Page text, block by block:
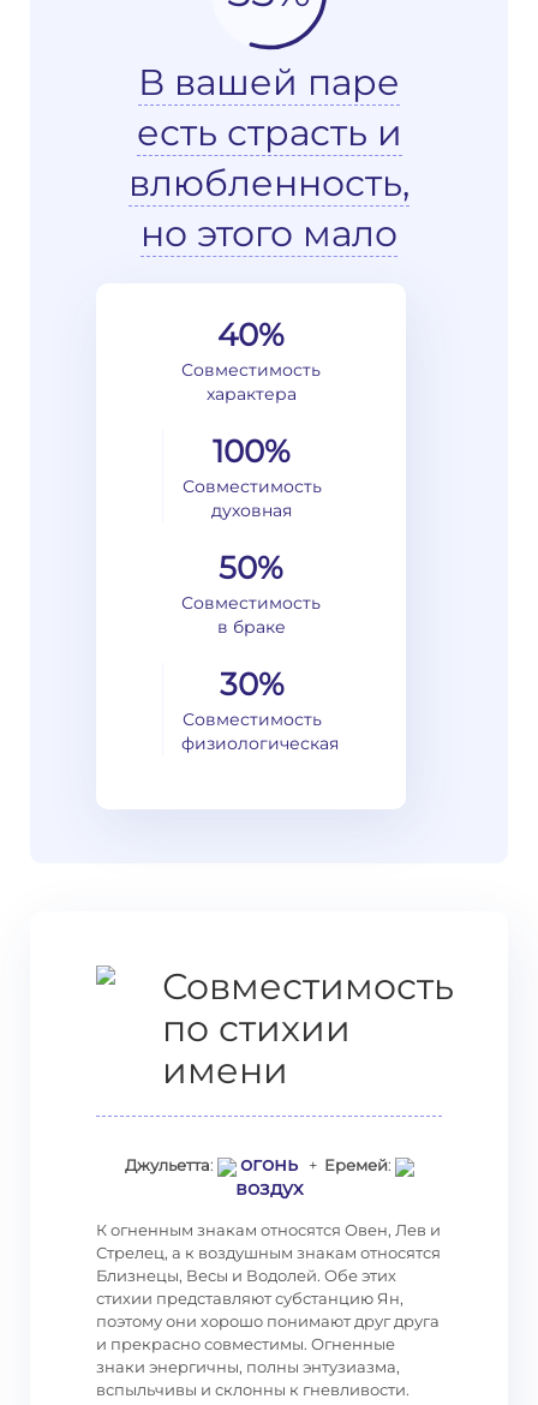
В вашей паре
есть страсть и
влюбленность,
но этого мало
40%
Совместимость
характера
100%
Совместимость
духовная
50%
Совместимость
в браке
30%
Совместимость
физиологическая
Совместимость
по стихии
имени
Джульетта: огонь+ Еремей:
воздух
К огненным знакам относятся Овен, Лев и
Стрелец, а к воздушным знакам относятся
Близнецы, Весы и Водолей. Обе этих
стихии представляют субстанцию Ян,
поэтому они хорошо понимают друг друга
и прекрасно совместимы. Огненные
знаки энергичны, полны энтузиазма,
вспыльчивы и склонны к гневливости.